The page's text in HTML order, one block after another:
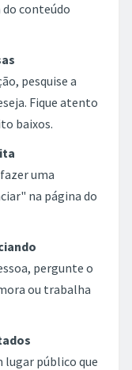
conteúdo
pesquise a
Fique atento
baixos.
uma
na página do
pergunte o
ou trabalha
lugar público que